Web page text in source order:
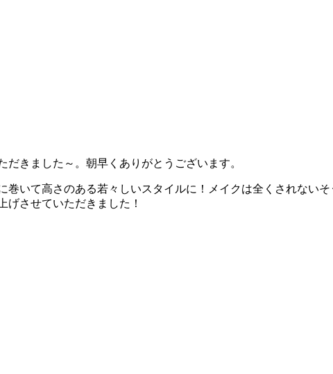
きました～。朝早くありがとうございます。
いて高さのある若々しいスタイルに！メイクは全くされない
させていただきました！